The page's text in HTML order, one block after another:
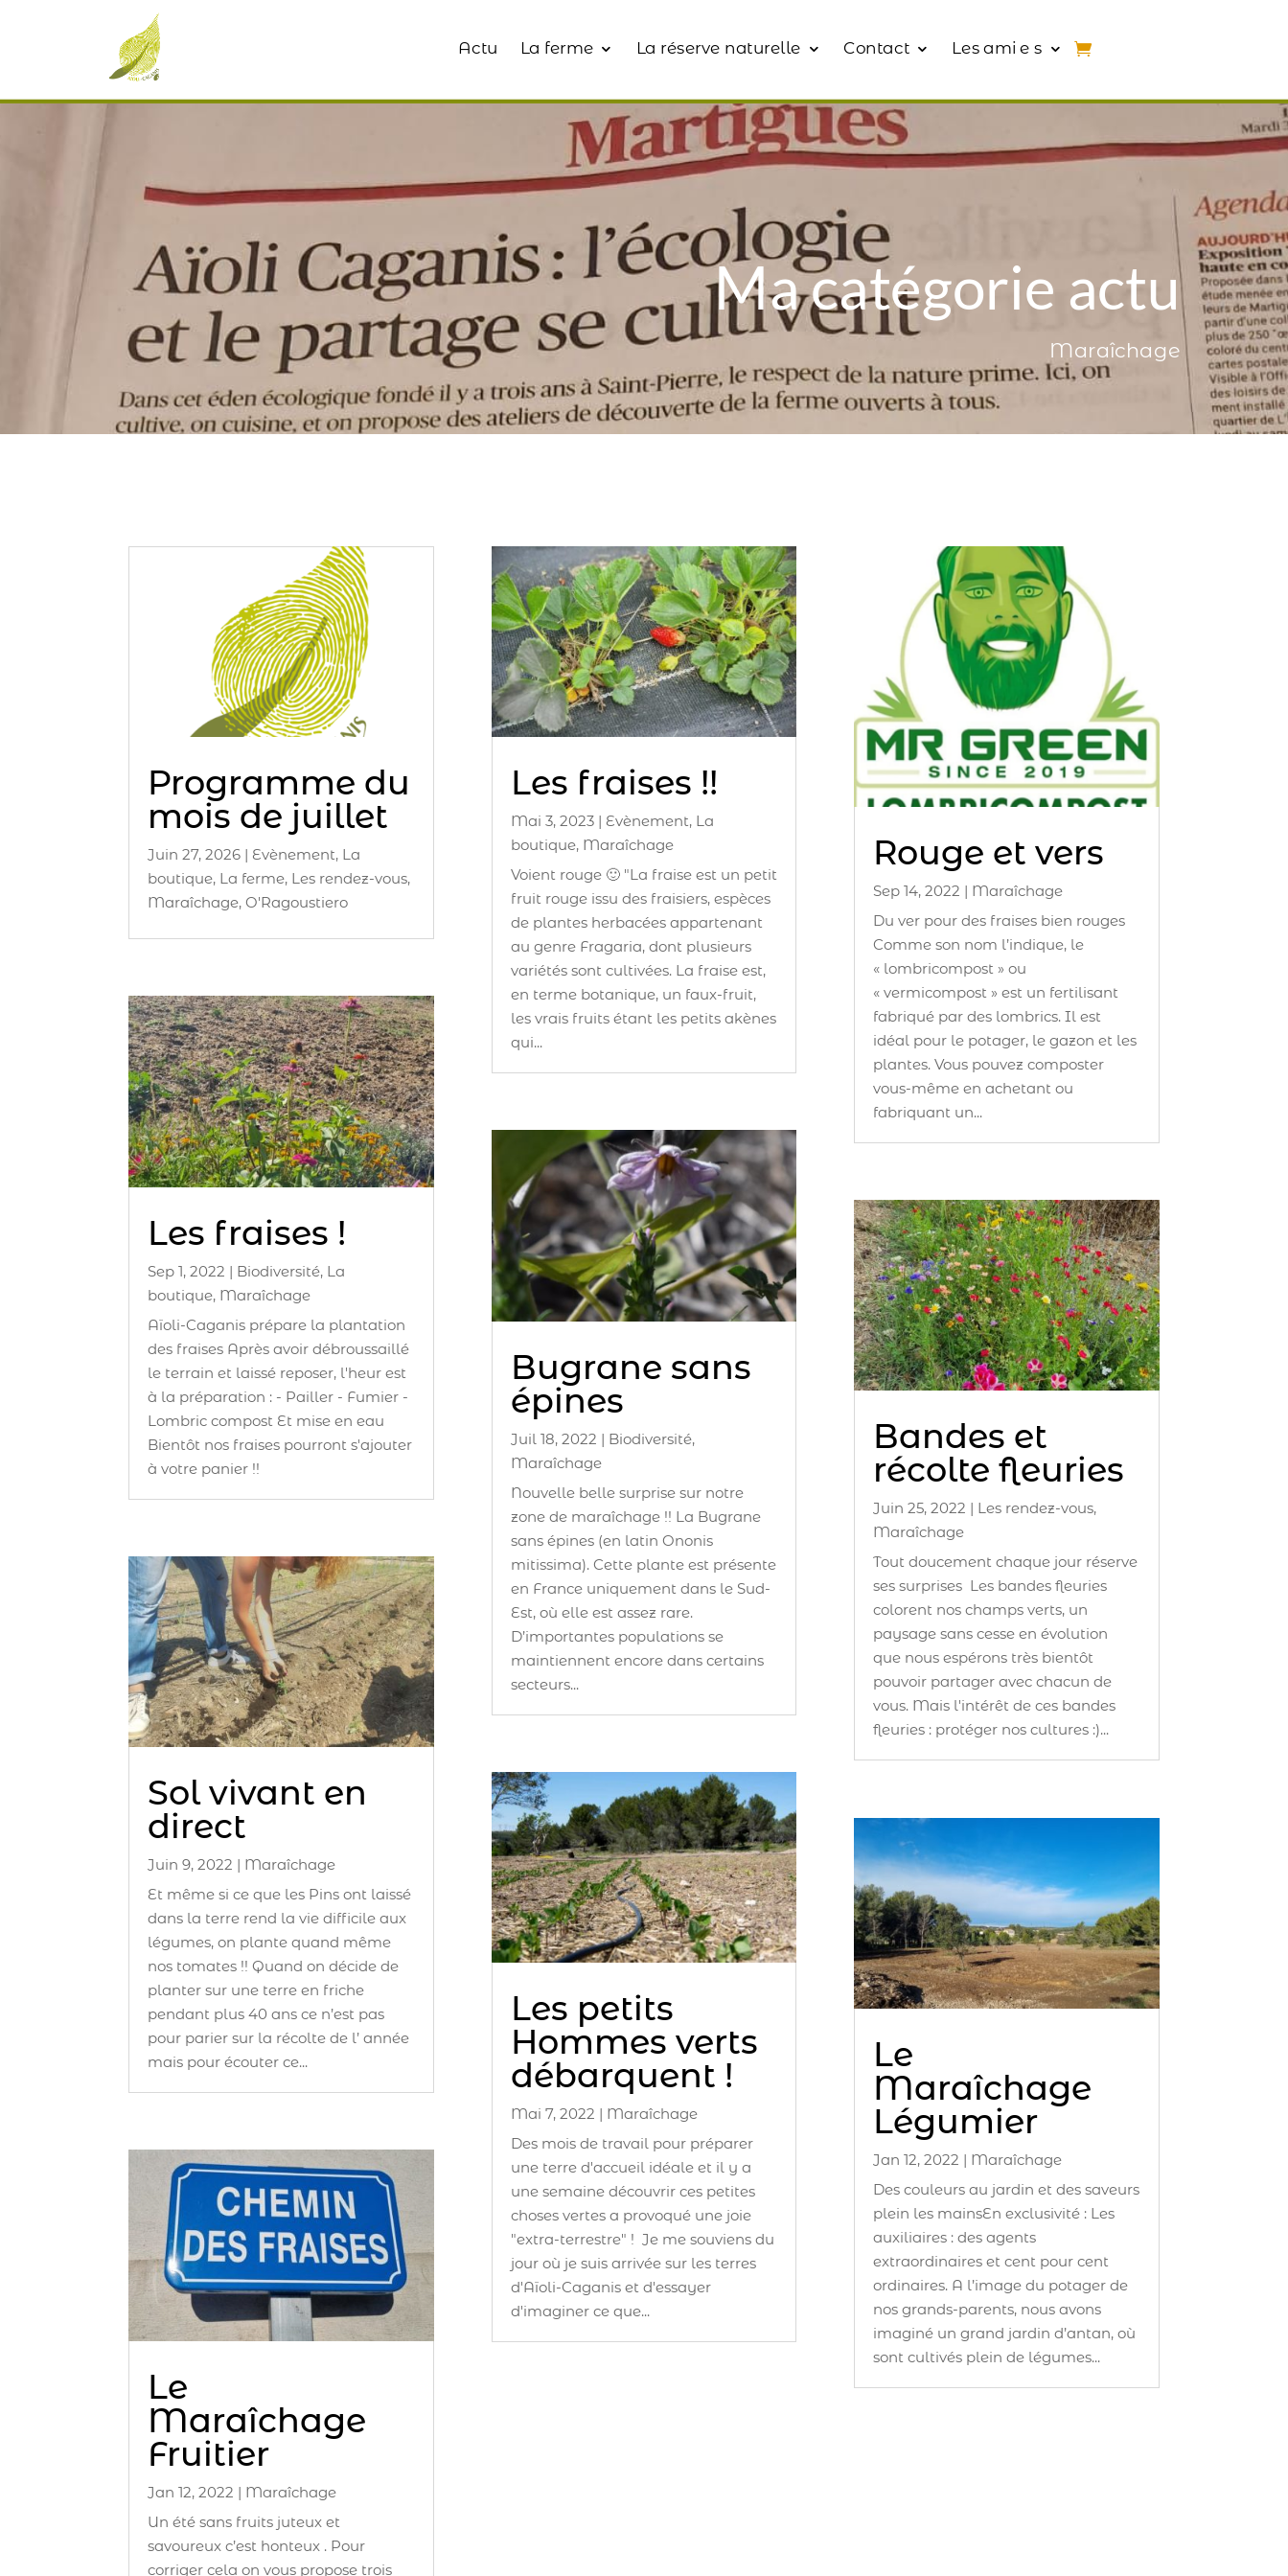
Actu La ferme La réserve naturelle Contact Les ami e s
Ma catégorie actu
Maraîchage
Programme du
mois de juillet
Juin 27, 2026 | Evènement, La
boutique, La ferme, Les rendez-vous,
Maraîchage,O'Ragoustiero
Les fraises !
Sep 1, 2022 | Biodiversité, La
boutique, Maraîchage
Aïoli-Caganis prépare la plantation
des fraises Après avoir débroussaillé
le terrain et laissé reposer, l'heur est
à la préparation : - Pailler - Fumier -
Lombric compost Et mise en eau
Bientôt nos fraises pourront s'ajouter
à votre panier !!
Sol vivant en
direct
Juin 9, 2022 | Maraîchage
Et même si ce que les Pins ont laissé
dans la terre rend la vie difficile aux
légumes, on plante quand même
nos tomates !! Quand on décide de
planter sur une terre en friche
pendant plus 40 ans ce n’est pas
pour parier sur la récolte de l’ année
mais pour écouter ce...
Le
Maraîchage
Fruitier
Jan 12, 2022 | Maraîchage
Un été sans fruits juteux et
savoureux c’est honteux . Pour
corriger cela on vous propose trois
Les fraises !!
Mai 3, 2023| Evènement, La
boutique, Maraîchage
Voient rouge 🙂 "La fraise est un petit
fruit rouge issu des fraisiers, espèces
de plantes herbacées appartenant
au genre Fragaria, dont plusieurs
variétés sont cultivées. La fraise est,
en terme botanique, un faux-fruit,
les vrais fruits étant les petits akènes
qui...
Bugrane sans
épines
Juil 18, 2022 | Biodiversité,
Maraîchage
Nouvelle belle surprise sur notre
zone de maraîchage !! La Bugrane
sans épines (en latin Ononis
mitissima). Cette plante est présente
en France uniquement dans le Sud-
Est, où elle est assez rare.
D’importantes populations se
maintiennent encore dans certains
secteurs...
Les petits
Hommes verts
débarquent !
Mai 7, 2022 | Maraîchage
Des mois de travail pour préparer
une terre d'accueil idéale et il y a
une semaine découvrir ces petites
choses vertes a provoqué une joie
"extra-terrestre" ! Je me souviens du
jour où je suis arrivée sur les terres
d'Aïoli-Caganis et d'essayer
d'imaginer ce que...
Rouge et vers
Sep 14, 2022 | Maraîchage
Du ver pour des fraises bien rouges
Comme son nom l’indique, le
« lombricompost » ou
« vermicompost » est un fertilisant
fabriqué par des lombrics. Il est
idéal pour le potager, le gazon et les
plantes. Vous pouvez composter
vous-même en achetant ou
fabriquant un...
Bandes et
récolte fleuries
Juin 25, 2022 | Les rendez-vous,
Maraîchage
Tout doucement chaque jour réserve
ses surprises Les bandes fleuries
colorent nos champs verts, un
paysage sans cesse en évolution
que nous espérons très bientôt
pouvoir partager avec chacun de
vous. Mais l'intérêt de ces bandes
fleuries : protéger nos cultures :)...
Le
Maraîchage
Légumier
Jan 12, 2022 | Maraîchage
Des couleurs au jardin et des saveurs
plein les mainsEn exclusivité : Les
auxiliaires : des agents
extraordinaires et cent pour cent
ordinaires. A l’image du potager de
nos grands-parents, nous avons
imaginé un grand jardin d’antan, où
sont cultivés plein de légumes...